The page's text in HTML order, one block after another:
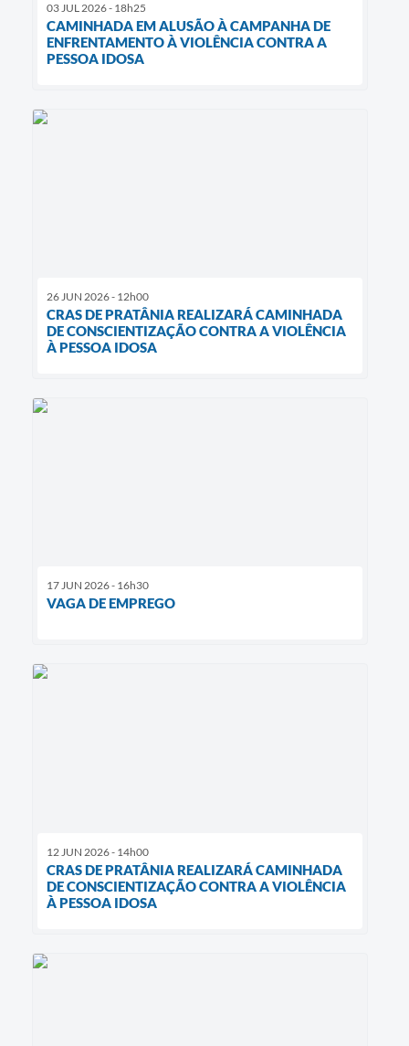
03 JUL 2026 - 18h25
CAMINHADA EM ALUSÃO À CAMPANHA DE
ENFRENTAMENTO À VIOLÊNCIA CONTRA A
PESSOA IDOSA
26 JUN 2026 - 12h00
CRAS DE PRATÂNIA REALIZARÁ CAMINHADA
DE CONSCIENTIZAÇÃO CONTRA A VIOLÊNCIA
À PESSOA IDOSA
17 JUN 2026 - 16h30
VAGA DE EMPREGO
12 JUN 2026 - 14h00
CRAS DE PRATÂNIA REALIZARÁ CAMINHADA
DE CONSCIENTIZAÇÃO CONTRA A VIOLÊNCIA
À PESSOA IDOSA